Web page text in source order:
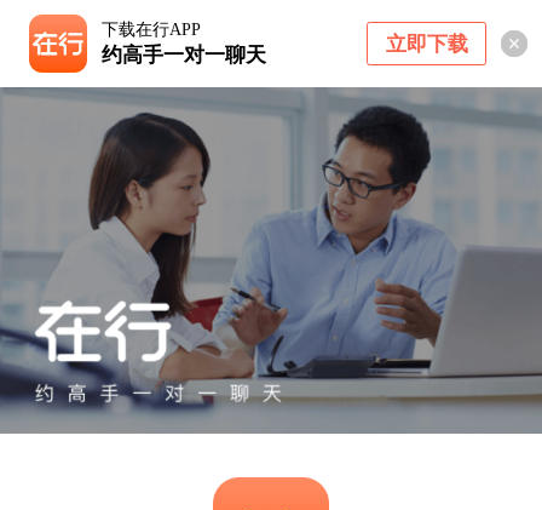
下载在行APP
约高手一对一聊天 立即下载